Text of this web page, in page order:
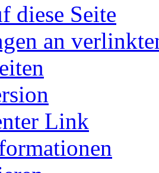
diese Seite
an
Link